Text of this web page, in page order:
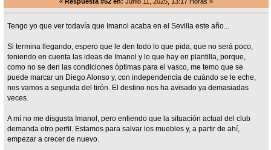
Tengo yo que ver todavía que Imanol acaba en el Sevilla este año...
Si termina llegando, espero que le den todo lo que pida, que no será poco,
teniendo en cuenta las ideas de Imanol y lo que hay en plantilla, porque,
como no se den las condiciones óptimas para el vasco, me temo que se
puede marcar un Diego Alonso y, con independencia de cuándo se le eche,
nos vamos a segunda del tirón. El destino nos ha avisado ya demasiadas
veces.
A mí no me disgusta Imanol, pero entiendo que la situación actual del club
demanda otro perfil. Estamos para salvar los muebles y, a partir de ahí,
empezar a crecer de nuevo.